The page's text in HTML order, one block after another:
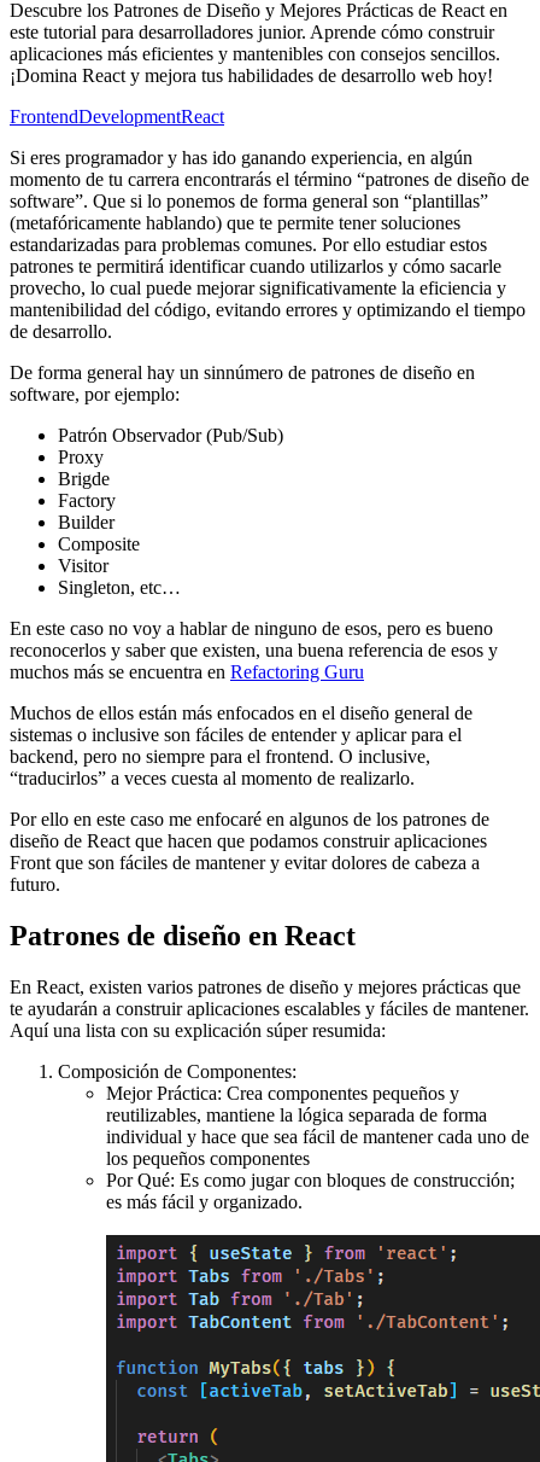
Descubre los Patrones de Diseño y Mejores Prácticas de React en
este tutorial para desarrolladores junior. Aprende cómo construir
aplicaciones más eficientes y mantenibles con consejos sencillos.
¡Domina React y mejora tus habilidades de desarrollo web hoy!
FrontendDevelopmentReact
Si eres programador y has ido ganando experiencia, en algún
momento de tu carrera encontrarás el término “patrones de diseño de
software”. Que si lo ponemos de forma general son “plantillas”
(metafóricamente hablando) que te permite tener soluciones
estandarizadas para problemas comunes. Por ello estudiar estos
patrones te permitirá identificar cuando utilizarlos y cómo sacarle
provecho, lo cual puede mejorar significativamente la eficiencia y
mantenibilidad del código, evitando errores y optimizando el tiempo
de desarrollo.
De forma general hay un sinnúmero de patrones de diseño en
software, por ejemplo:
Patrón Observador (Pub/Sub)
Proxy
Brigde
Factory
Builder
Composite
Visitor
Singleton, etc…
En este caso no voy a hablar de ninguno de esos, pero es bueno
reconocerlos y saber que existen, una buena referencia de esos y
muchos más se encuentra en Refactoring Guru
Muchos de ellos están más enfocados en el diseño general de
sistemas o inclusive son fáciles de entender y aplicar para el
backend, pero no siempre para el frontend. O inclusive,
“traducirlos” a veces cuesta al momento de realizarlo.
Por ello en este caso me enfocaré en algunos de los patrones de
diseño de React que hacen que podamos construir aplicaciones
Front que son fáciles de mantener y evitar dolores de cabeza a
futuro.
Patrones de diseño en React
En React, existen varios patrones de diseño y mejores prácticas que
te ayudarán a construir aplicaciones escalables y fáciles de mantener.
Aquí una lista con su explicación súper resumida:
Composición de Componentes:
Mejor Práctica: Crea componentes pequeños y
reutilizables, mantiene la lógica separada de forma
individual y hace que sea fácil de mantener cada uno de
los pequeños componentes
Por Qué: Es como jugar con bloques de construcción;
es más fácil y organizado.